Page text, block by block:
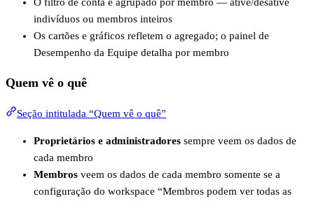
indivíduos ou membros inteiros
Os cartões e gráficos refletem o agregado; o painel de
Desempenho da Equipe detalha por membro
Quem vê o quê
Seção intitulada “Quem vê o quê”
Proprietários e administradores sempre veem os dados de
cada membro
Membros veem os dados de cada membro somente se a
configuração do workspace “Membros podem ver todas as